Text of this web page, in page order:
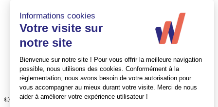
PME / PMI
Nos expertises
Audit/commissaire aux comptes
Conseil en gestion d’entreprise
Social
Ressources Humaines
Quelques références
Mag expert
© Walter France